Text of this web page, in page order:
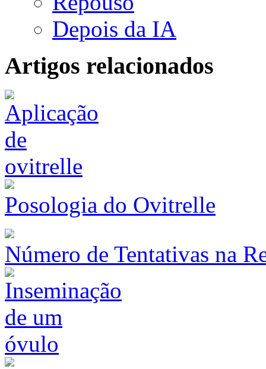
Depois da IA
Artigos relacionados
Posologia do Ovitrelle
Número de Tentativas na